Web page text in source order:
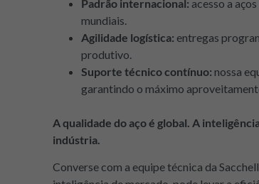
Padrão internacional: acesso a
mundiais.
Agilidade logística: entregas
produtivo.
Suporte técnico contínuo: nossa
garantindo o máximo
A qualidade do aço é global. A
indústria.
Converse com a equipe técnica da